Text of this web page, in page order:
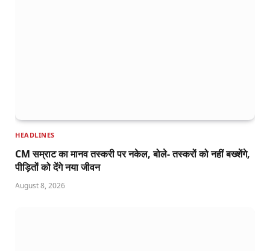
HEADLINES
CM सम्राट का मानव तस्करी पर नकेल, बोले- तस्करों को नहीं बख्शेंगे,
पीड़ितों को देंगे नया जीवन
August 8, 2026